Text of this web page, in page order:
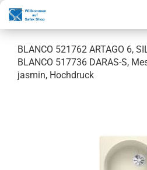
BLANCO 521762 ARTAGO 6,
BLANCO 517736 DARAS-S,
jasmin, Hochdruck